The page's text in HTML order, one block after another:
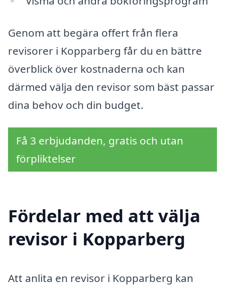
Genom att begära offert från flera
revisorer i Kopparberg får du en bättre
överblick över kostnaderna och kan
därmed välja den revisor som bäst passar
dina behov och din budget.
Få 3 erbjudanden, gratis och utan
förpliktelser
Fördelar med att välja
revisor i Kopparberg
Att anlita en revisor i Kopparberg kan